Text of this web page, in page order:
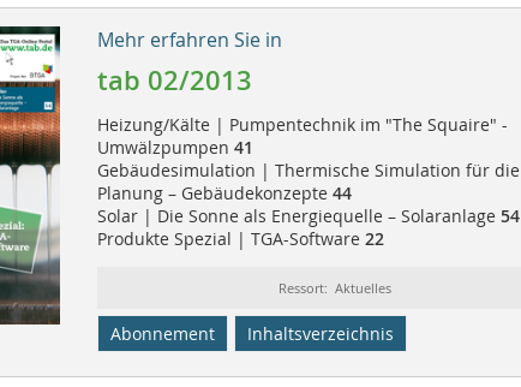
Mehr erfahren Sie in
tab 02/2013
Heizung/Kälte | Pumpentechnik im "The Squaire" -
Umwälzpumpen 41
Gebäudesimulation | Thermische Simulation für die
Planung – Gebäudekonzepte 44
Solar | Die Sonne als Energiequelle – Solaranlage 54
Produkte Spezial | TGA-Software 22
Ressort: Aktuelles
Abonnement Inhaltsverzeichnis